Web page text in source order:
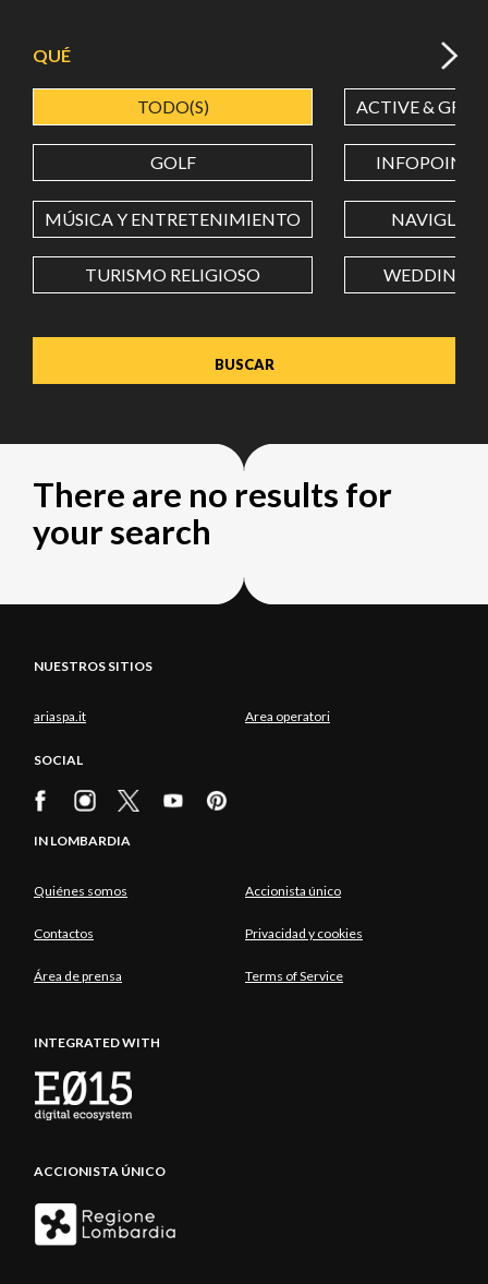
LONGITUD
Value in decimal degrees. Use dot (.) as decimal separator.
QUÉ
TODO(S) ACTIVE &
GOLF INFOPOINT
MÚSICA Y ENTRETENIMIENTO NAVIGLI
TURISMO RELIGIOSO WEDDING
There are no results for
your search
NUESTROS SITIOS
ariaspa.it Area operatori
SOCIAL
IN LOMBARDIA
Quiénes somos Accionista único
Contactos Privacidad y cookies
Área de prensa Terms of Service
INTEGRATED WITH
ACCIONISTA ÚNICO